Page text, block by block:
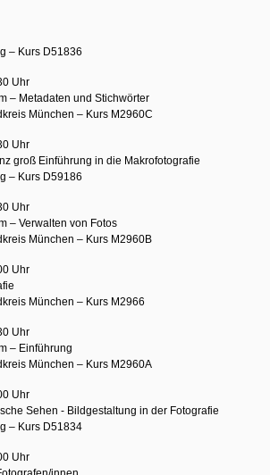
– Kurs D51836
Uhr
– Metadaten und Stichwörter
München – Kurs M2960C
Uhr
groß Einführung in die Makrofotografie
– Kurs D59186
Uhr
– Verwalten von Fotos
München – Kurs M2960B
Uhr
München – Kurs M2966
Uhr
– Einführung
München – Kurs M2960A
Uhr
Sehen - Bildgestaltung in der Fotografie
– Kurs D51834
Uhr